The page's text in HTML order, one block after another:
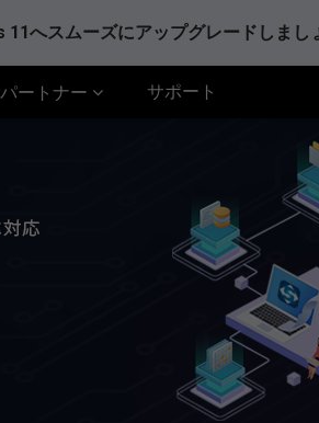
へスムーズにアップグレードしまし
パートナー サポート